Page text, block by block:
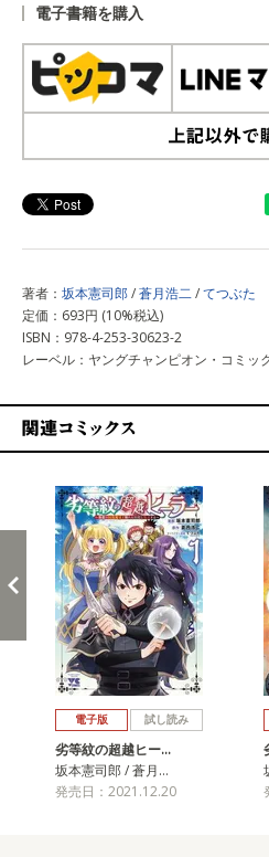
電子書籍を購入
著者： 坂本憲司郎/蒼月浩二/てつぶた
定価：693円 (10%税込)
ISBN：978-4-253-30623-2
レーベル：ヤングチャンピオン・コミッ
電子版 試し読み
劣等紋の超越ヒー…
坂本憲司郎 / 蒼月…
発売日：2021.12.20